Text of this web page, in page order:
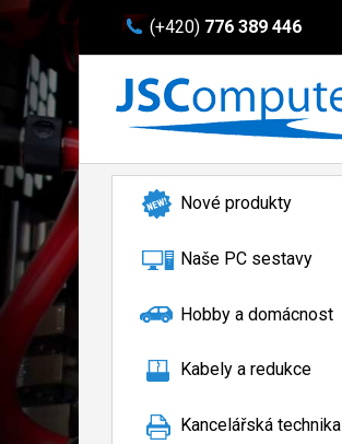
(+420) 776 389 446
Nové produkty
Naše PC sestavy
Hobby a domácnost
Kabely a redukce
Kancelářská technika